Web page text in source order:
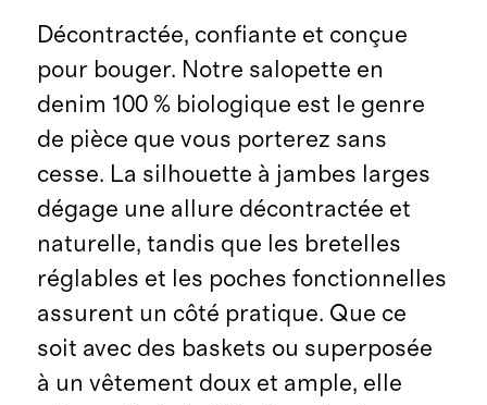
Décontractée, confiante et conçue
pour bouger. Notre salopette en
denim 100 % biologique est le genre
de pièce que vous porterez sans
cesse. La silhouette à jambes larges
dégage une allure décontractée et
naturelle, tandis que les bretelles
réglables et les poches fonctionnelles
assurent un côté pratique. Que ce
soit avec des baskets ou superposée
à un vêtement doux et ample, elle